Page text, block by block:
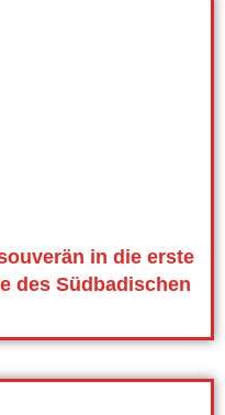
in die erste
des Südbadischen